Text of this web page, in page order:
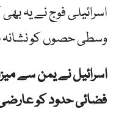
اسرائیلی فوج نے یہ
وسطی حصوں کو نشانہ
اسرائیل نے یمن سے
فضائی حدود کو عارضی